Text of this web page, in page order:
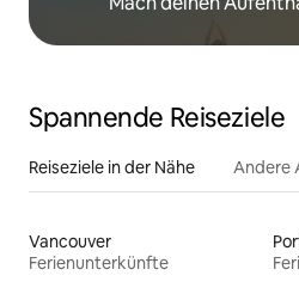
Spannende Reiseziele
Reiseziele in der Nähe Andere
Vancouver
Ferienunterkünfte